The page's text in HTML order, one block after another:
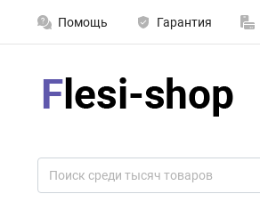
Помощь Гарантия